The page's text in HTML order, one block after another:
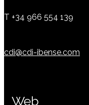
T +34 966 554 139
cdi@cdi-ibense.com
Web